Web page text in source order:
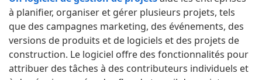
à planifier, organiser et gérer plusieurs projets, tels
que des campagnes marketing, des événements, des
versions de produits et de logiciels et des projets de
construction. Le logiciel offre des fonctionnalités pour
attribuer des tâches à des contributeurs individuels et